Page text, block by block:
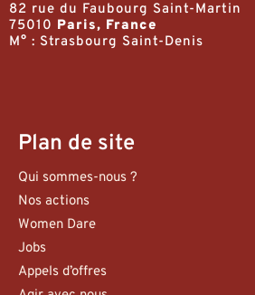
82 rue du Faubourg Saint-Martin
75010 Paris, France
M° : Strasbourg Saint-Denis
Plan de site
Qui sommes-nous ?
Nos actions
Women Dare
Jobs
Appels d’offres